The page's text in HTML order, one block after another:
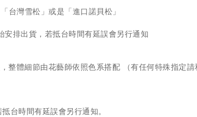
台灣雪松」或是「進口諾貝松」
安排出貨，若抵台時間有延誤會另行通知
整體細節由花藝師依照色系搭配
（有任何特殊指定請
台時間有延誤會另行通知。